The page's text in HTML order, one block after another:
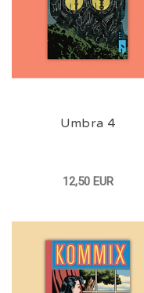
Umbra 4
12,50 EUR